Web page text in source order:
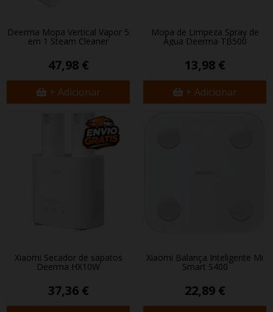
Deerma Mopa Vertical Vapor 5
em 1 Steam Cleaner
47,98 €
+ Adicionar
Mopa de Limpeza Spray de
Água Deerma TB500
13,98 €
+ Adicionar
Xiaomi Secador de sapatos
Deerma HX10W
37,36 €
Xiaomi Balança Inteligente Mi
Smart S400
22,89 €